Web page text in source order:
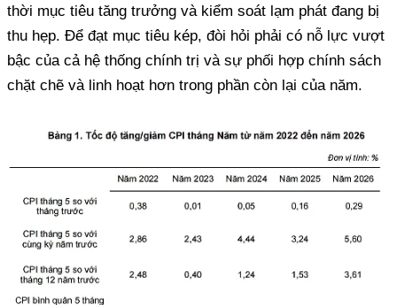
thời mục tiêu tăng trưởng và kiểm soát lạm phát đang bị
thu hẹp. Để đạt mục tiêu kép, đòi hỏi phải có nỗ lực vượt
bậc của cả hệ thống chính trị và sự phối hợp chính sách
chặt chẽ và linh hoạt hơn trong phần còn lại của năm.